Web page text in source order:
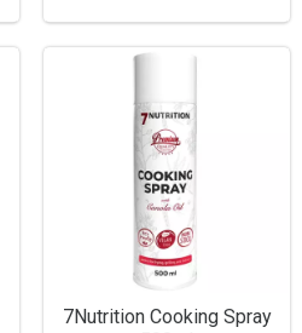
7Nutrition Cooking Spray